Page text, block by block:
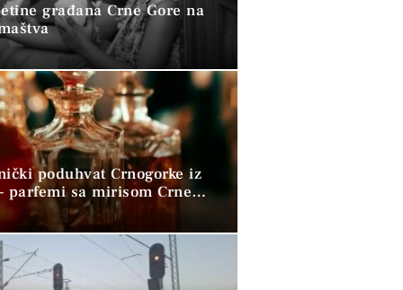
građana Crne Gore na
poduhvat Crnogorke iz
parfemi sa mirisom Crne
svijet